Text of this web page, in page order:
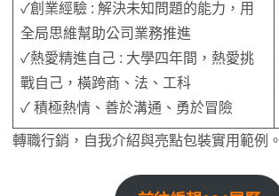
✓創業經驗 : 解決未知問題的能力，用
全局思維幫助公司業務推進
✓熱愛精進自己 : 大學四年間，熱愛挑
戰自己，橫跨商、法、工科
✓ 積極熱情、善於溝通、勇於冒險
轉職行銷，自我介紹與亮點包裝實用範例。